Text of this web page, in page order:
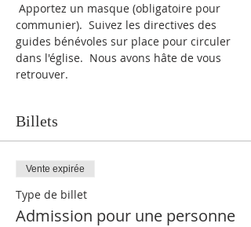
Apportez un masque (obligatoire pour
communier).  Suivez les directives des
guides bénévoles sur place pour circuler
dans l'église.  Nous avons hâte de vous
retrouver.
Billets
Vente expirée
Type de billet
Admission pour une personne